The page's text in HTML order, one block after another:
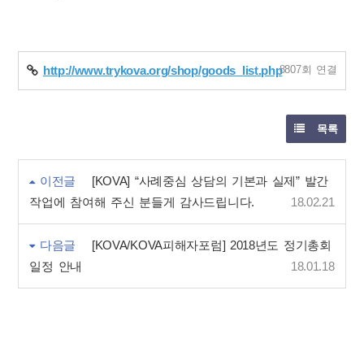
http://www.trykova.org/shop/goods_list.php8807회 연결
목록
이전글
[KOVA] “사례중심 상담의 기본과 실제” 발간
작업에 참여해 주신 분들게 감사드립니다.
18.02.21
다음글
[KOVA/KOVA피해자포럼] 2018년도 정기총회
일정 안내
18.01.18